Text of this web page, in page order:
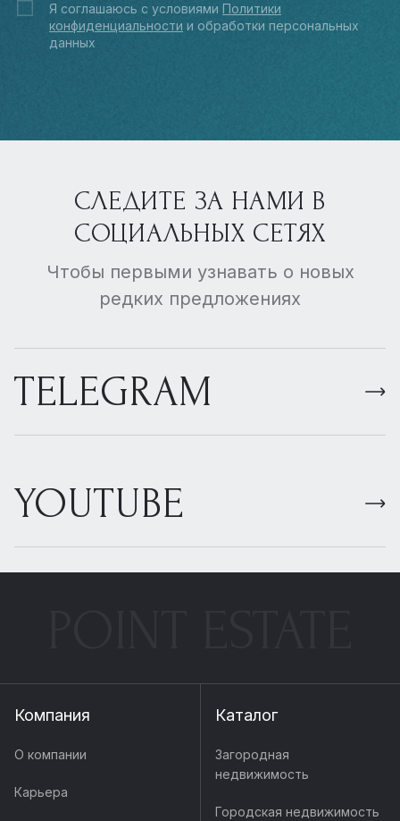
Я соглашаюсь с условиями Политики
конфиденциальности и обработки персональных
данных
СЛЕДИТЕ ЗА НАМИ В
СОЦИАЛЬНЫХ СЕТЯХ
Чтобы первыми узнавать о новых
редких предложениях
TELEGRAM
YOUTUBE
Компания
О компании
Карьера
Каталог
Загородная
недвижимость
Городская недвижимость